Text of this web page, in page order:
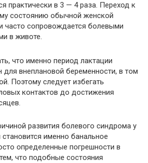
практически в 3 — 4 раза. Переход к
состоянию обычной женской
часто сопровождается болевыми
в животе.
что именно период лактации
для внеплановой беременности, в том
Поэтому следует избегать
контактов до достижения
развития болевого синдрома у
именно банальное
определенные погрешности в
что подобные состояния